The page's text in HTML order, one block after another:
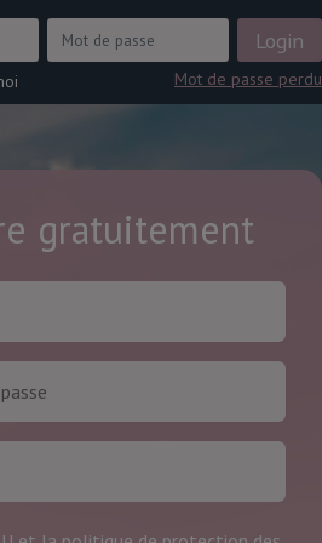
Mot de passe perdu
gratuitement